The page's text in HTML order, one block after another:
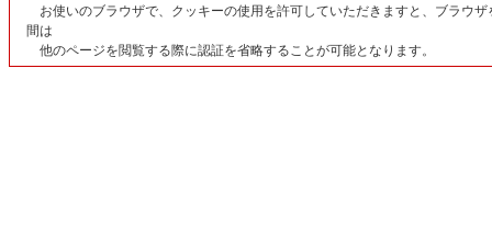
お使いのブラウザで、クッキーの使用を許可していただきますと、ブラウザ
間は
他のページを閲覧する際に認証を省略することが可能となります。